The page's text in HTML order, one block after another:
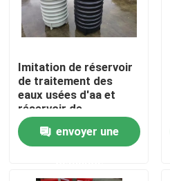
Maison
Imitation de réservoir
de traitement des
eaux usées d'aa et
réservoir de
réglementation de la
suite aaenvoyer une